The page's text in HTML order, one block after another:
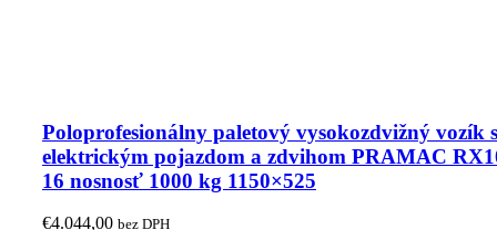
Poloprofesionálny paletový vysokozdvižný vozík s
elektrickým pojazdom a zdvihom PRAMAC
16 nosnosť 1000 kg 1150×525
€4.044,00 bez DPH